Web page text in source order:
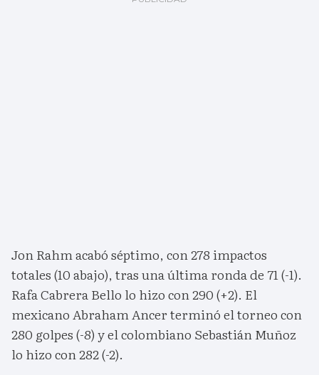
Jon Rahm acabó séptimo, con 278 impactos
totales (10 abajo), tras una última ronda de 71 (-1).
Rafa Cabrera Bello lo hizo con 290 (+2). El
mexicano Abraham Ancer terminó el torneo con
280 golpes (-8) y el colombiano Sebastián Muñoz
lo hizo con 282 (-2).